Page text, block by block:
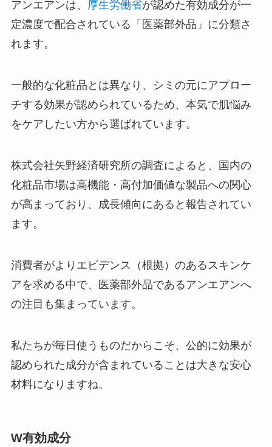
アンエアンは、 厚生労働省が認めた有効成分が一
定濃度で配合されている「医薬部外品」に分類さ
れます。
一般的な化粧品とは異なり、シミの元にアプロー
チする効果が認められているため、本気で肌悩み
をケアしたい方から選ばれています。
株式会社矢野経済研究所の調査によると、国内の
化粧品市場は高機能・高付加価値な製品への関心
が高まっており、成長傾向にあると報告されてい
ます。
消費者がよりエビデンス（根拠）のあるスキンケ
アを求める中で、医薬部外品であるアンエアンへ
の注目も集まっています。
私たちが毎日使うものだからこそ、公的に効果が
認められた成分が含まれていることは大きな安心
材料になりますね。
W有効成分